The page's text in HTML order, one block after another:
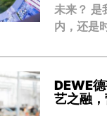
未来？ 是
内，还是
DEWE
艺之融